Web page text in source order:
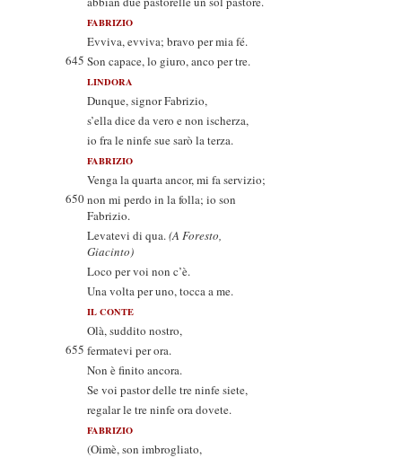
FABRIZIO
Evviva, evviva; bravo per mia fé.
645 Son capace, lo giuro, anco per tre.
LINDORA
Dunque, signor Fabrizio,
s’ella dice da vero e non ischerza,
io fra le ninfe sue sarò la terza.
FABRIZIO
Venga la quarta ancor, mi fa servizio;
650non mi perdo in la folla; io son
Fabrizio.
Levatevi di qua.(A Foresto,
Giacinto)
Loco per voi non c’è.
Una volta per uno, tocca a me.
IL CONTE
Olà, suddito nostro,
655 fermatevi per ora.
Non è finito ancora.
Se voi pastor delle tre ninfe siete,
regalar le tre ninfe ora dovete.
FABRIZIO
(Oimè, son imbrogliato,